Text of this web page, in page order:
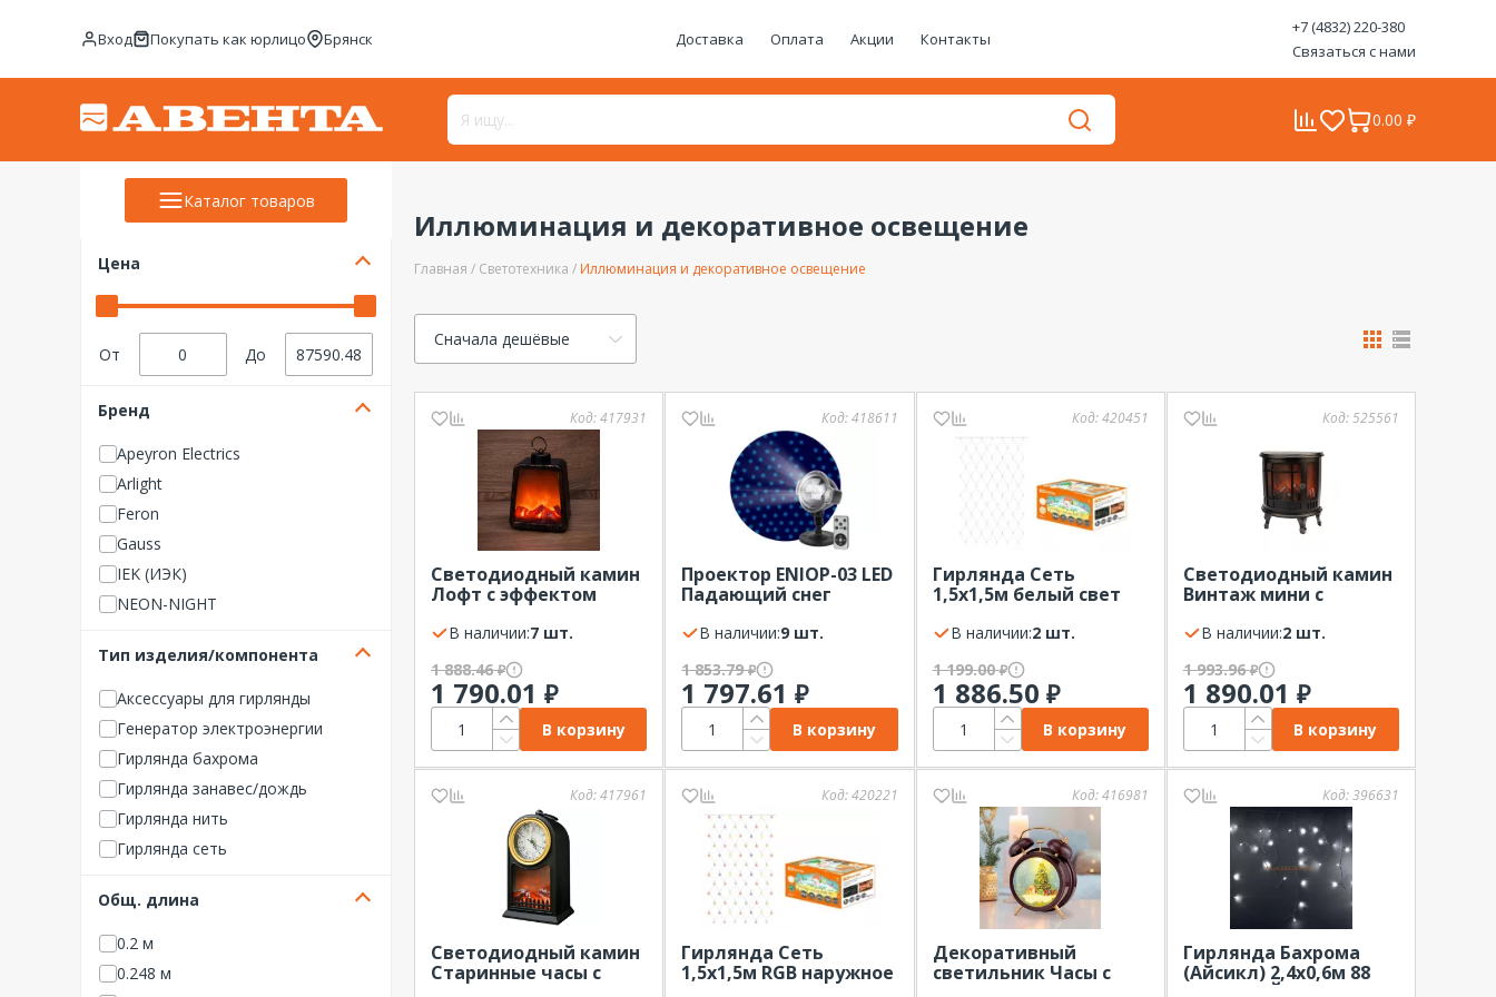
Вход Покупать как юрлицо Брянск Доставка Оплата Акции Контакты
+7 (4832) 220-380
Связаться с нами
0.00 ₽
Каталог товаров
Цена
От До
Бренд
Apeyron Electrics
Arlight
Feron
Gauss
IEK (ИЭК)
NEON-NIGHT
Rich LED (Россия)
RocketSocket
SHLights
TDM ELECTRIC
Космос
ЭРА (Энергия света)
Тип изделия/компонента
Аксессуары для гирлянды
Генератор электроэнергии
Гирлянда бахрома
Гирлянда занавес/дождь
Гирлянда нить
Гирлянда сеть
Диско-лампа
Лампа цветная
Ночник
Общ. длина
0.2 м
0.248 м
Иллюминация и декоративное освещение
Главная Светотехника Иллюминация и декоративное освещение
Сначала дешёвые
Код:417931
Светодиодный камин
Лофт с эффектом
17х10х24.5см с USB
В наличии:
7 шт.
1 888.46₽
1 790.01 ₽
В корзину
Код:418611
Проектор ENIOP-03 LED
Падающий снег
холодный свет 220В
В наличии:
9 шт.
1 853.79₽
1 797.61₽
В корзину
Код:420451
Гирлянда Сеть
1,5х1,5м белый свет
использование IP44
В наличии:
2 шт.
1 199.00₽
1 886.50 ₽
В корзину
Код:525561
Светодиодный камин
Винтаж мини с
огня 24.8х12.7х30см с
NIGHT
В наличии:
2 шт.
1 993.96₽
1 890.01 ₽
В корзину
Код:417961
Светодиодный камин
Старинные часы с
эффектом живого
Код:420221
Гирлянда Сеть
1,5х1,5м RGB наружное
использование IP44
Код:416981
Декоративный
светильник Часы с
Код:396631
Гирлянда Бахрома
(Айсикл) 2,4х0,6м 88
LED БЕЛЫЙ белый ПВХ